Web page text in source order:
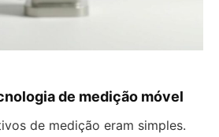
de medição móvel
de medição eram simples.